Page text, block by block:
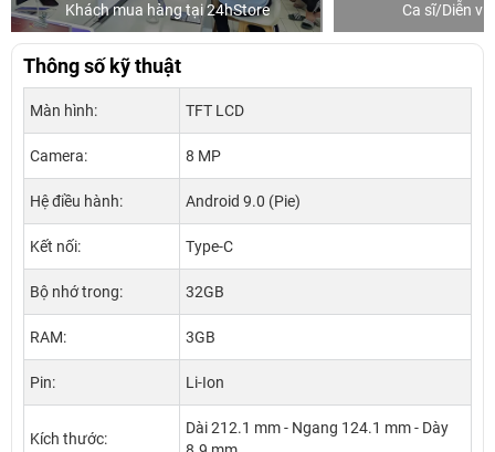
Khách mua hàng tại 24hStore Ca sĩ/Diễn
Thông số kỹ thuật
Màn hình: TFT LCD
Camera: 8 MP
Hệ điều hành: Android 9.0 (Pie)
Kết nối: Type-C
Bộ nhớ trong: 32GB
RAM: 3GB
Pin: Li-Ion
Kích thước:
Dài 212.1 mm - Ngang 124.1 mm - Dày